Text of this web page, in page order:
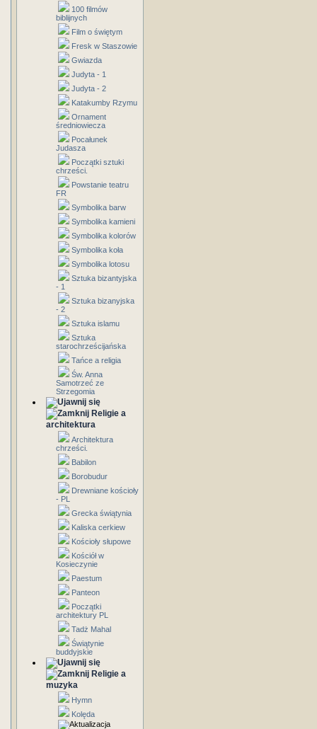
100 filmów
biblijnych
Film o świętym
Fresk w Staszowie
Gwiazda
Judyta - 1
Judyta - 2
Katakumby Rzymu
Ornament
średniowiecza
Pocałunek
Judasza
Początki sztuki
chrześci.
Powstanie teatru
FR
Symbolika barw
Symbolika kamieni
Symbolika kolorów
Symbolika koła
Symbolika lotosu
Sztuka bizantyjska
- 1
Sztuka bizanyjska
- 2
Sztuka islamu
Sztuka
starochrześcijańska
Tańce a religia
Św. Anna
Samotrzeć ze
Strzegomia
Religie a
architektura
Architektura
chrześci.
Babilon
Borobudur
Drewniane kościoły
- PL
Grecka świątynia
Kaliska cerkiew
Kościoły słupowe
Kościół w
Kosieczynie
Paestum
Panteon
Początki
architektury PL
Tadż Mahal
Świątynie
buddyjskie
Religie a
muzyka
Hymn
Kolęda